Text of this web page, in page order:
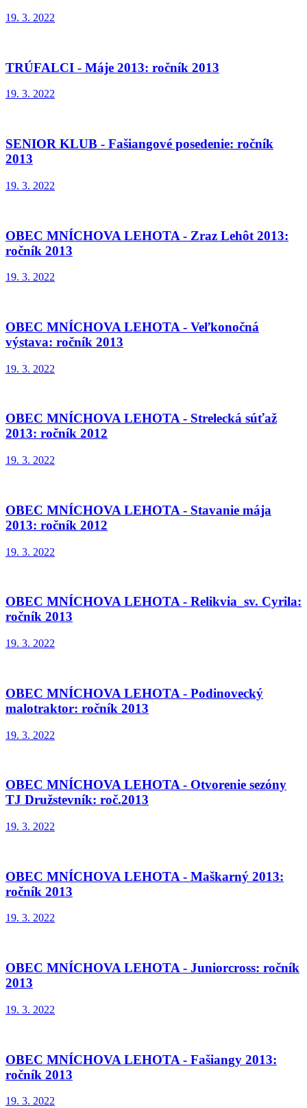
19. 3. 2022
TRÚFALCI - Máje 2013: ročník 2013
19. 3. 2022
SENIOR KLUB - Fašiangové posedenie: ročník
2013
19. 3. 2022
OBEC MNÍCHOVA LEHOTA - Zraz Lehôt 2013:
ročník 2013
19. 3. 2022
OBEC MNÍCHOVA LEHOTA - Veľkonočná
výstava: ročník 2013
19. 3. 2022
OBEC MNÍCHOVA LEHOTA - Strelecká súťaž
2013: ročník 2012
19. 3. 2022
OBEC MNÍCHOVA LEHOTA - Stavanie mája
2013: ročník 2012
19. 3. 2022
OBEC MNÍCHOVA LEHOTA - Relikvia_sv. Cyrila:
ročník 2013
19. 3. 2022
OBEC MNÍCHOVA LEHOTA - Podinovecký
malotraktor: ročník 2013
19. 3. 2022
OBEC MNÍCHOVA LEHOTA - Otvorenie sezóny
TJ Družstevník: roč.2013
19. 3. 2022
OBEC MNÍCHOVA LEHOTA - Maškarný 2013:
ročník 2013
19. 3. 2022
OBEC MNÍCHOVA LEHOTA - Juniorcross: ročník
2013
19. 3. 2022
OBEC MNÍCHOVA LEHOTA - Fašiangy 2013:
ročník 2013
19. 3. 2022